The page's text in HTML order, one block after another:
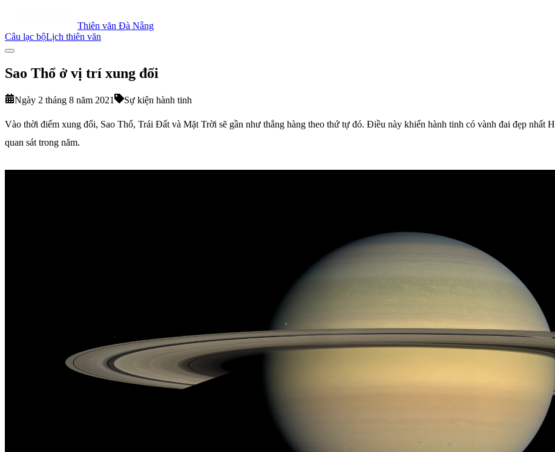
Thiên văn Đà Nẵng
Câu lạc bộLịch thiên văn
Sao Thổ ở vị trí xung đối
Ngày 2 tháng 8 năm 2021 Sự kiện hành tinh
Vào thời điểm xung đối, Sao Thổ, Trái Đất và Mặt Trời sẽ gần như thẳng hàng theo thứ tự đó. Điều này khiến hành tinh có vành đai đẹp nhất
quan sát trong năm.